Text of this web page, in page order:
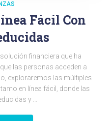
Fácil Con
financiera que ha
las personas acceden a
exploraremos las múltiples
en línea fácil, donde las
y …